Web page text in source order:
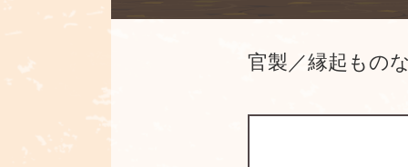
官製／縁起もの